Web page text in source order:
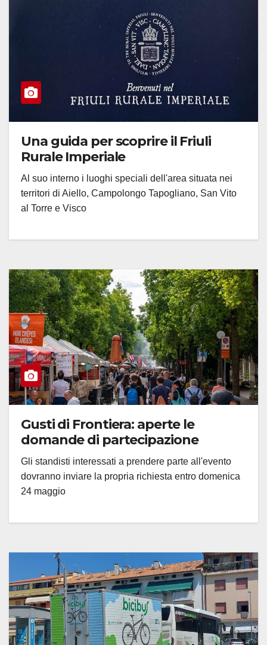
Una guida per scoprire il Friuli
Rurale Imperiale
Al suo interno i luoghi speciali dell'area situata nei
territori di Aiello, Campolongo Tapogliano, San Vito
al Torre e Visco
Gusti di Frontiera: aperte le
domande di partecipazione
Gli standisti interessati a prendere parte all'evento
dovranno inviare la propria richiesta entro domenica
24 maggio